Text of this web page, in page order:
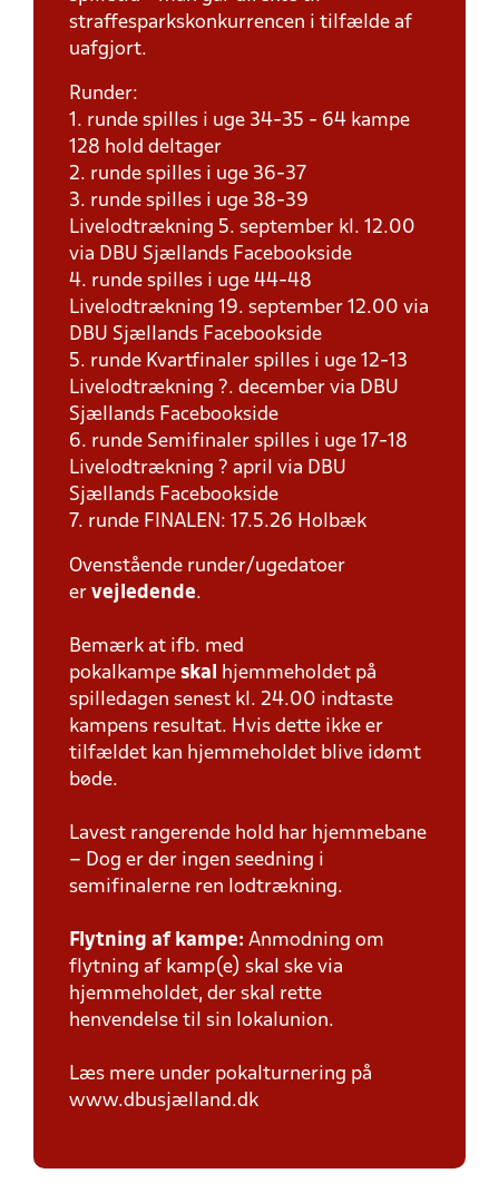
straffesparkskonkurrencen i tilfælde af
uafgjort.
Runder:
1. runde spilles i uge 34-35 - 64 kampe
128 hold deltager
2. runde spilles i uge 36-37
3. runde spilles i uge 38-39
Livelodtrækning 5. september kl. 12.00
via DBU Sjællands Facebookside
4. runde spilles i uge 44-48
Livelodtrækning 19. september 12.00 via
DBU Sjællands Facebookside
5. runde Kvartfinaler spilles i uge 12-13
Livelodtrækning ?. december via DBU
Sjællands Facebookside
6. runde Semifinaler spilles i uge 17-18
Livelodtrækning ? april via DBU
Sjællands Facebookside
7. runde FINALEN: 17.5.26 Holbæk
Ovenstående runder/ugedatoer
er vejledende.
Bemærk at ifb. med
pokalkampe skal
hjemmeholdet på
spilledagen senest kl. 24.00 indtaste
kampens resultat. Hvis dette ikke er
tilfældet kan hjemmeholdet blive idømt
bøde.
Lavest rangerende hold har hjemmebane
– Dog er der ingen seedning i
semifinalerne ren lodtrækning.
Flytning af kampe: Anmodning om
flytning af kamp(e) skal ske via
hjemmeholdet, der skal rette
henvendelse til sin lokalunion.
Læs mere under pokalturnering på
www.dbusjælland.dk